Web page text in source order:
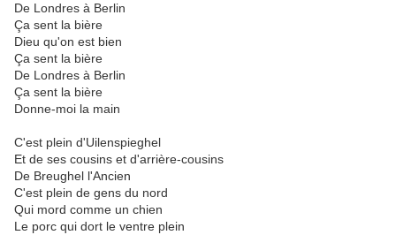
De Londres à Berlin
Ça sent la bière
Dieu qu'on est bien
Ça sent la bière
De Londres à Berlin
Ça sent la bière
Donne-moi la main
C'est plein d'Uilenspieghel
Et de ses cousins et d'arrière-cousins
De Breughel l'Ancien
C'est plein de gens du nord
Qui mord comme un chien
Le porc qui dort le ventre plein